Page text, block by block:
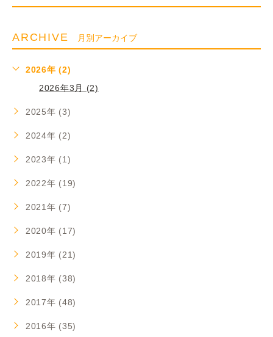
ARCHIVE 月別アーカイブ
2026年 (2)
2026年3月 (2)
2025年 (3)
2024年 (2)
2023年 (1)
2022年 (19)
2021年 (7)
2020年 (17)
2019年 (21)
2018年 (38)
2017年 (48)
2016年 (35)